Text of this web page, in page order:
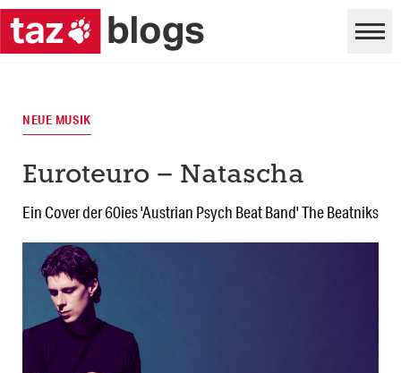
NEUE MUSIK
Euroteuro – Natascha
Ein Cover der 60ies 'Austrian Psych Beat Band' The Beatniks